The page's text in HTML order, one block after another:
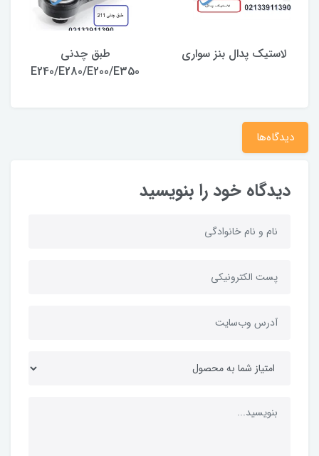
لاستیک پدال بنز سواری
طبق چدنی
E240/E280/E200/E350
دیدگاه‌ها
دیدگاه خود را بنویسید